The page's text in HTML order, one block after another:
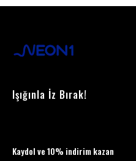
Işığınla İz Bırak!
Kaydol ve 10% indirim kazan